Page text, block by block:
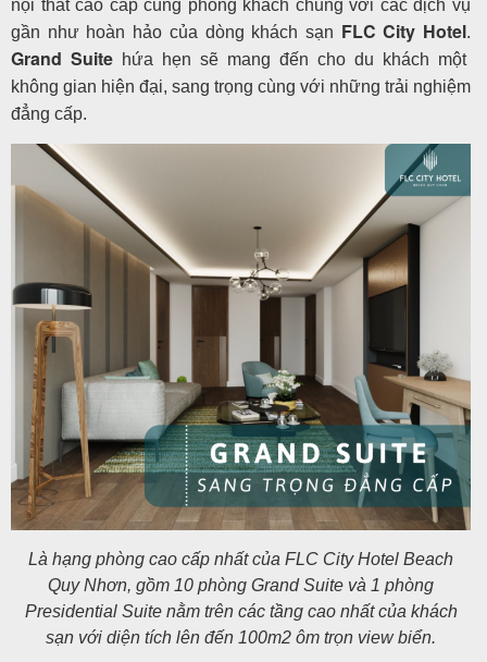
nội thất cao cấp cùng phòng khách chung với các dịch vụ
gần như hoàn hảo của dòng khách sạn FLC City Hotel.
Grand Suite hứa hẹn sẽ mang đến cho du khách một
không gian hiện đại, sang trọng cùng với những trải nghiệm
đẳng cấp.
Là hạng phòng cao cấp nhất của FLC City Hotel Beach
Quy Nhơn, gồm 10 phòng Grand Suite và 1 phòng
Presidential Suite nằm trên các tầng cao nhất của khách
sạn với diện tích lên đến 100m2 ôm trọn view biển.